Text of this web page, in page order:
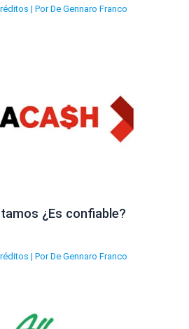
| Por De Gennaro Franco
¿Es confiable?
| Por De Gennaro Franco